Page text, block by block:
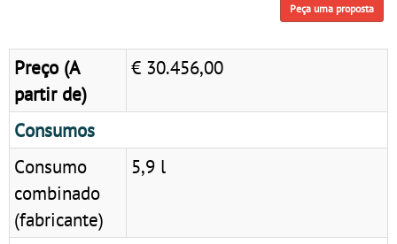
Peça uma proposta
Preço (A
partir de)
€ 30.456,00
Consumos
Consumo
combinado
(fabricante)
5,9 l